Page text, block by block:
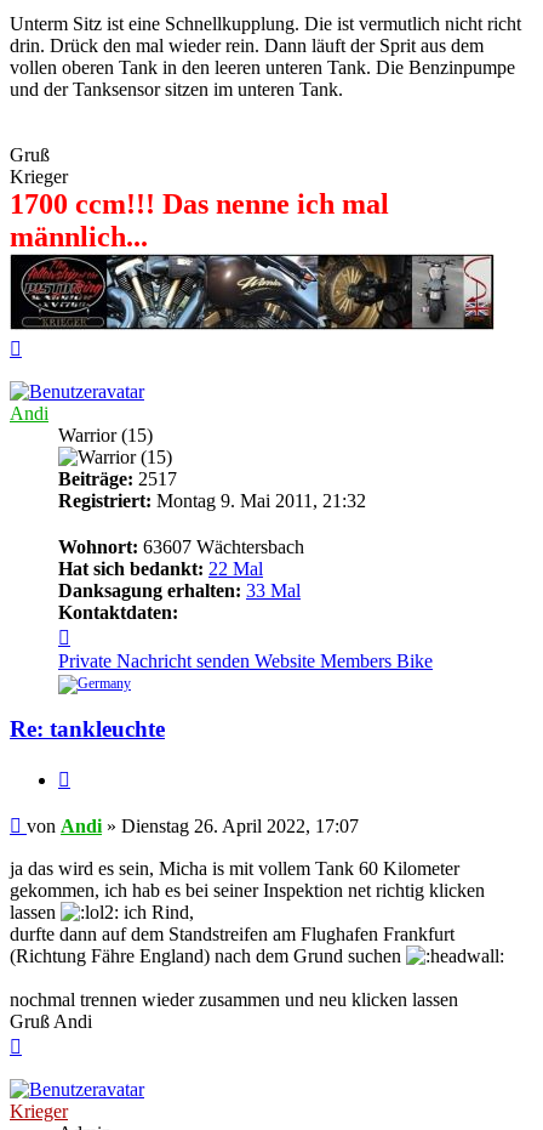
Unterm Sitz ist eine Schnellkupplung. Die ist vermutlich nicht richt
drin. Drück den mal wieder rein. Dann läuft der Sprit aus dem
vollen oberen Tank in den leeren unteren Tank. Die Benzinpumpe
und der Tanksensor sitzen im unteren Tank.
Gruß
Krieger
1700 ccm!!! Das nenne ich mal
männlich...
Andi
Warrior (15)
Beiträge: 2517
Registriert: Montag 9. Mai 2011, 21:32
Wohnort: 63607 Wächtersbach
Hat sich bedankt: 22 Mal
Danksagung erhalten: 33 Mal
Kontaktdaten:
von
Andi
Private Nachricht senden Website Members Bike
Re: tankleuchte
Beitrag
von Andi » Dienstag 26. April 2022, 17:07
ja das wird es sein, Micha is mit vollem Tank 60 Kilometer
gekommen, ich hab es bei seiner Inspektion net richtig klicken
lassen
ich Rind,
durfte dann auf dem Standstreifen am Flughafen Frankfurt
(Richtung Fähre England) nach dem Grund suchen
nochmal trennen wieder zusammen und neu klicken lassen
Gruß Andi
Krieger